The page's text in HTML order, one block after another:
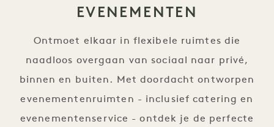
EVENEMENTEN
Ontmoet elkaar in flexibele ruimtes die
naadloos overgaan van sociaal naar privé,
binnen en buiten. Met doordacht ontworpen
evenementenruimten - inclusief catering en
evenementenservice - ontdek je de perfecte